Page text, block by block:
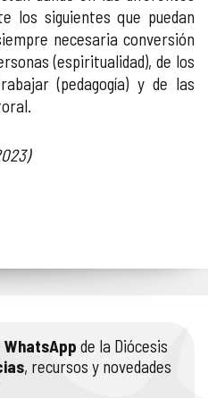
los siguientes que puedan
necesaria conversión
(espiritualidad), de los
(pedagogía) y de las
de la Diócesis
, recursos y novedades